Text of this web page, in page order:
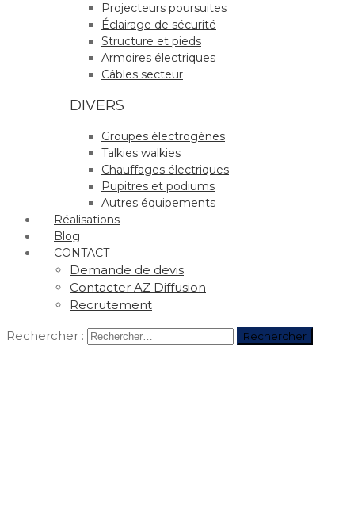
Projecteurs poursuites
Éclairage de sécurité
Structure et pieds
Armoires électriques
Câbles secteur
DIVERS
Groupes électrogènes
Talkies walkies
Chauffages électriques
Pupitres et podiums
Autres équipements
Réalisations
Blog
CONTACT
Demande de devis
Contacter AZ Diffusion
Recrutement
Rechercher :